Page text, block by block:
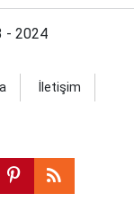
- 2024
İletişim